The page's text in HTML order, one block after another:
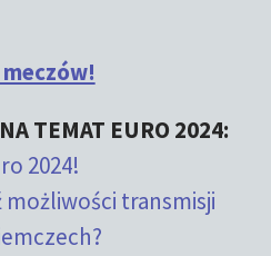
TEMAT EURO 2024:
2024!
możliwości transmisji